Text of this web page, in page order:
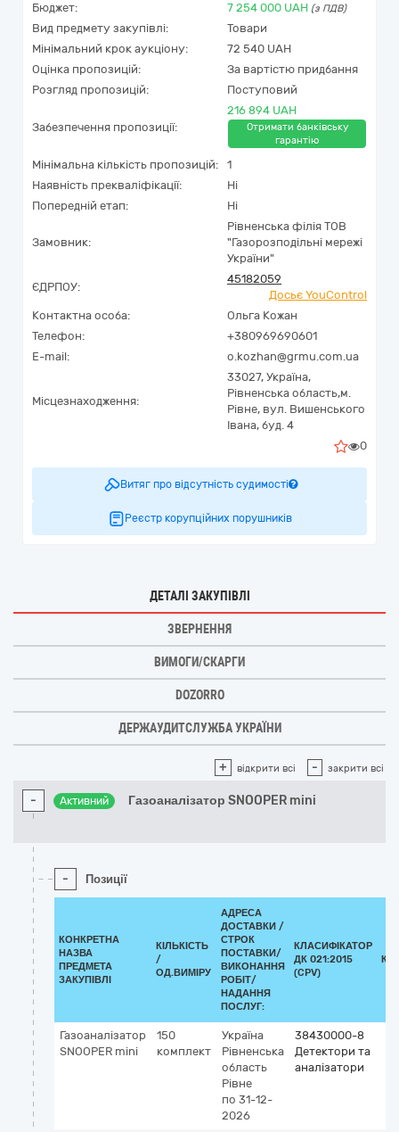
Бюджет: 7 254 000 UAH (з ПДВ)
Вид предмету закупівлі:
Товари
Мінімальний крок аукціону:
72 540 UAH
Оцінка пропозицій:
За вартістю придбання
Розгляд пропозицій:
Поступовий
Забезпечення пропозиції:
216 894 UAH
Отримати банківську
гарантію
Мінімальна кількість пропозицій:
1
Наявність прекваліфікації:
Ні
Попередній етап:
Ні
Замовник:
Рівненська філія ТОВ
"Газорозподільні мережі
України"
ЄДРПОУ:
45182059
Досьє YouControl
Контактна особа:
Ольга Кожан
Телефон:
+380969690601
E-mail:
o.kozhan@grmu.com.ua
Місцезнаходження:
33027, Україна,
Рівненська область,м.
Рівне, вул. Вишенського
Івана, буд. 4
0
Витяг про відсутність судимості
Реєстр корупційних порушників
ДЕТАЛІ ЗАКУПІВЛІ
ЗВЕРНЕННЯ
ВИМОГИ/СКАРГИ
DOZORRO
ДЕРЖАУДИТСЛУЖБА УКРАЇНИ
+ відкрити всі - закрити всі
- Активний Газоаналізатор SNOOPER mini
- Позиції
КОНКРЕТНА
НАЗВА
ПРЕДМЕТА
ЗАКУПІВЛІ
КІЛЬКІСТЬ
/
ОД.ВИМІРУ
АДРЕСА
ДОСТАВКИ /
СТРОК
ПОСТАВКИ/
ВИКОНАННЯ
РОБІТ/
НАДАННЯ
ПОСЛУГ:
КЛАСИФІКАТОР
ДК 021:2015
(CPV)
Газоаналізатор
SNOOPER mini
150
комплект
Україна
Рівненська
область
Рівне
по 31-12-
2026
38430000-8
Детектори та
аналізатори